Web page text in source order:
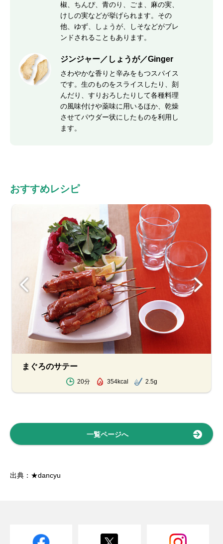
椒、ちんぴ、青のり、ごま、麻の実、
けしの実などが挙げられます。その
他、ゆず、しょうが、しそなどがブレ
ンドされることもあります。
ジンジャー／しょうが／Ginger
さわやかな香りと辛みをもつスパイス
です。生のものをスライスしたり、刻
んだり、すりおろしたりして各種料理
の風味付けや薬味に用いるほか、乾燥
させてパウダー状にしたものを利用し
ます。
おすすめレシピ
まぐろのサテー
20分 354kcal 2.5g
一覧ページへ
出典：★dancyu